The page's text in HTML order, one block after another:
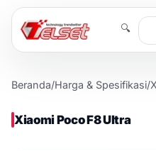
🔍
Beranda/Harga & Spesifikasi/
Xiaomi Poco F8 Ultra